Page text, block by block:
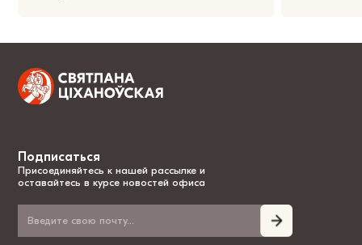
Подписаться
Присоединяйтесь к нашей рассылке и
оставайтесь в курсе новостей офиса